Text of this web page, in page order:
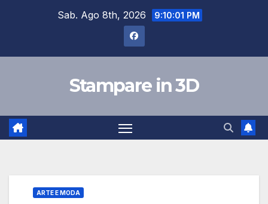
Sab. Ago 8th, 2026 9:10:02 PM
Stampare in 3D
ARTE E MODA